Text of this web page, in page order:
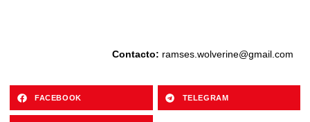
Contacto: ramses.wolverine@gmail.com
FACEBOOK TELEGRAM